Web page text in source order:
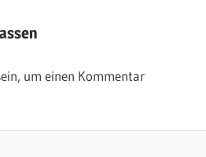
um einen Kommentar